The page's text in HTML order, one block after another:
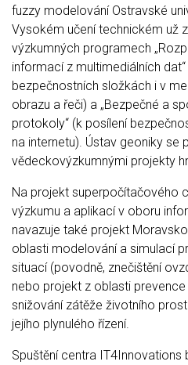
fuzzy modelování Ostravské
Vysokém učení technickém už
výzkumných programech
informací z multimediálních
bezpečnostních složkách i v
obrazu a řeči) a „Bezpečné a
protokoly“ (k posílení
na internetu). Ústav geoniky se
vědeckovýzkumnými projekty
Na projekt superpočítačového
výzkumu a aplikací v oboru
navazuje také projekt
oblasti modelování a simulací
situací (povodně, znečištění
nebo projekt z oblasti
snižování zátěže životního
jejího plynulého řízení.
Spuštění centra IT4Innovations